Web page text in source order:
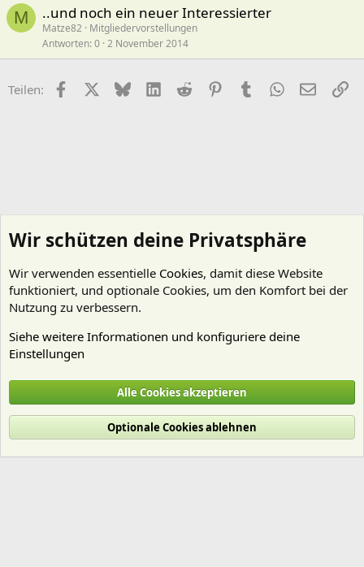
M ..und noch ein neuer Interessierter
Matze82
Mitgliedervorstellungen
Antworten 0 2 November 2014
Teilen: FacebookX (Twitter)
BlueskyLinkedIn
Reddit PinterestTumblr WhatsApp
E-Mail
Cookies
Deutsch (Du)
Nutzungsbedingungen
Datenschutz Hilfe und Impressum
R
Wir schützen deine Privatsphäre
Wir verwenden essentielle Cookies, damit diese Website
funktioniert, und optionale Cookies, um den Komfort bei der
Nutzung zu verbessern.
Siehe weitere Informationen und konfiguriere deine
Einstellungen
Alle Cookies akzeptieren
Optionale Cookies ablehnen